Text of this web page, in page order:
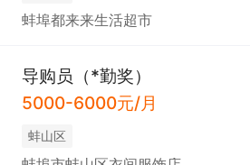
蚌埠都来来生活超市
导购员（*勤奖）
5000-6000元/月
蚌山区